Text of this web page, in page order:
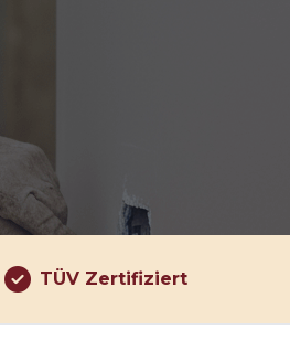
TÜV Zertifiziert